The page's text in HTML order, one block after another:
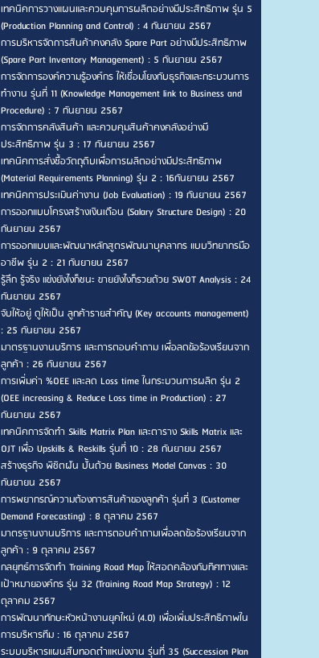
เทคนิคการวางแผนและควบคุมการผลิตอย่างมีประสิทธิภาพ รุ่น 5
(Production Planning and Control) : 4 กันยายน 2567
การบริหารจัดการสินค้าคงคลัง Spare Part อย่างมีประสิทธิภาพ
(Spare Part Inventory Management) : 5 กันยายน 2567
การจัดการองค์ความรู้องค์กร ให้เชื่อมโยงกับธุรกิจและกระบวนการ
ทำงาน รุ่นที่ 11 (Knowledge Management link to Business and
Procedure) : 7 กันยายน 2567
การจัดการคลังสินค้า และควบคุมสินค้าคงคลังอย่างมี
ประสิทธิภาพ รุ่น 3 : 17 กันยายน 2567
เทคนิคการสั่งซื้อวัตถุดิบเพื่อการผลิตอย่างมีประสิทธิภาพ
(Material Requirements Planning) รุ่น 2 : 16กันยายน 2567
เทคนิคการประเมินค่างาน (Job Evaluation) : 19 กันยายน 2567
การออกแบบโครงสร้างเงินเดือน (Salary Structure Design) : 20
กันยายน 2567
การออกแบบและพัฒนาหลักสูตรพัฒนาบุคลากร แบบวิทยากรมือ
อาชีพ รุ่น 2 : 21 กันยายน 2567
รู้ลึก รู้จริง แข่งยังไงก็ชนะ ขายยังไงก็รวยด้วย SWOT Analysis : 24
กันยายน 2567
จับให้อยู่ ดูให้เป็น ลูกค้ารายสำคัญ (Key accounts management)
: 25 กันยายน 2567
มาตรฐานงานบริการ และการตอบคำถาม เพื่อลดข้อร้องเรียนจาก
ลูกค้า : 26 กันยายน 2567
การเพิ่มค่า %OEE และลด Loss time ในกระบวนการผลิต รุ่น 2
(OEE increasing & Reduce Loss time in Production) : 27
กันยายน 2567
เทคนิคการจัดทำ Skills Matrix Plan และตาราง Skills Matrix และ
OJT เพื่อ Upskills & Reskills รุ่นที่ 10 : 28 กันยายน 2567
สร้างธุรกิจ พิชิตฝัน ปั้นด้วย Business Model Canvas : 30
กันยายน 2567
การพยากรณ์ความต้องการสินค้าของลูกค้า รุ่นที่ 3 (Customer
Demand Forecasting) : 8 ตุลาคม 2567
มาตรฐานงานบริการ และการตอบคำถามเพื่อลดข้อร้องเรียนจาก
ลูกค้า : 9 ตุลาคม 2567
กลยุทธ์การจัดทำ Training Road Map ให้สอดคล้องกับทิศทางและ
เป้าหมายองค์กร รุ่น 32 (Training Road Map Strategy) : 12
ตุลาคม 2567
การพัฒนาทักษะหัวหน้างานยุคใหม่ (4.0) เพื่อเพิ่มประสิทธิภาพใน
การบริหารทีม : 16 ตุลาคม 2567
ระบบบริหารแผนสืบทอดตำแหน่งงาน รุ่นที่ 35 (Succession Plan